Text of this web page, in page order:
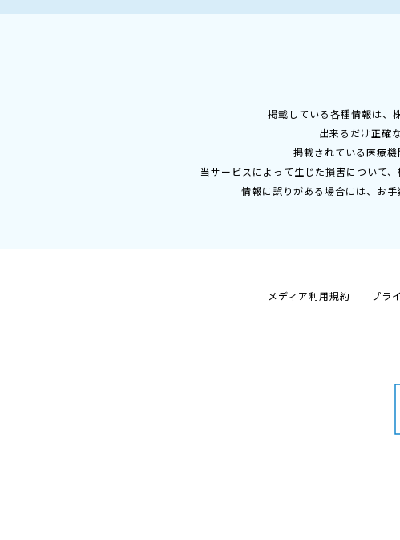
掲載している各種情報は、
出来るだけ正確
掲載されている医療
当サービスによって生じた損害について
情報に誤りがある場合には、お
メディア利用規約 プラ